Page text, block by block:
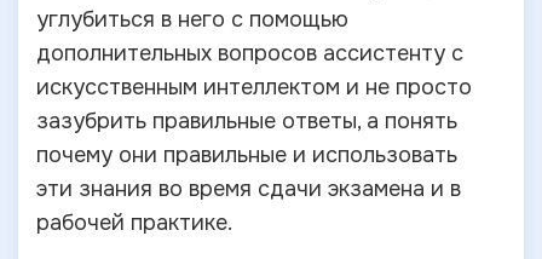
углубиться в него с помощью
дополнительных вопросов ассистенту с
искусственным интеллектом и не просто
зазубрить правильные ответы, а понять
почему они правильные и использовать
эти знания во время сдачи экзамена и в
рабочей практике.